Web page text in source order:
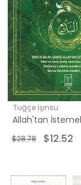
Tuğçe Işınsu
Allah'tan
$12.52
$28.78